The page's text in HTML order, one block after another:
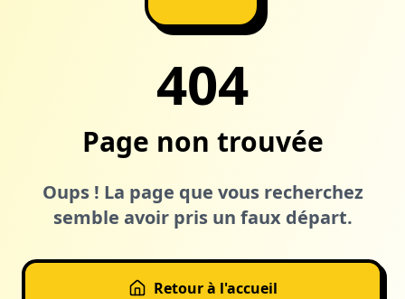
404
Page non trouvée
Oups ! La page que vous recherchez
semble avoir pris un faux départ.
Retour à l'accueil